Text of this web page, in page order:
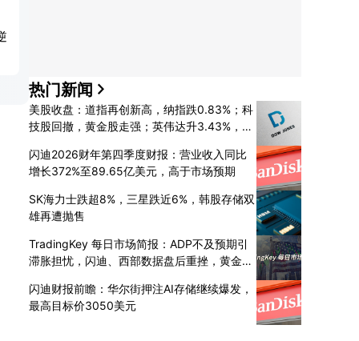
热门新闻
美股收盘：道指再创新高，纳指跌0.83%；科
技股回撤，黄金股走强；英伟达升3.43%，
闪迪2026财年第四季度财报：营业收入同比
增长372%至89.65亿美元，高于市场预期
SK海力士跌超8%，三星跌近6%，韩股存储双
雄再遭抛售
TradingKey 每日市场简报：ADP不及预期引
滞胀担忧，闪迪、西部数据盘后重挫，黄金收
闪迪财报前瞻：华尔街押注AI存储继续爆发，
最高目标价3050美元